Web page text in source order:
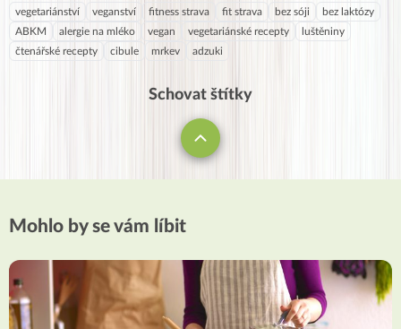
vegetariánství veganství fitness strava fit strava bez sóji
bez laktózy
ABKM
alergie na mléko vegan vegetariánské recepty
luštěniny
čtenářské recepty
cibule mrkev adzuki
Schovat štítky
Mohlo by se vám líbit